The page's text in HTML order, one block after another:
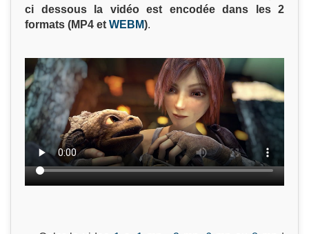
ci dessous la vidéo est encodée dans les 2
formats (MP4 et WEBM).